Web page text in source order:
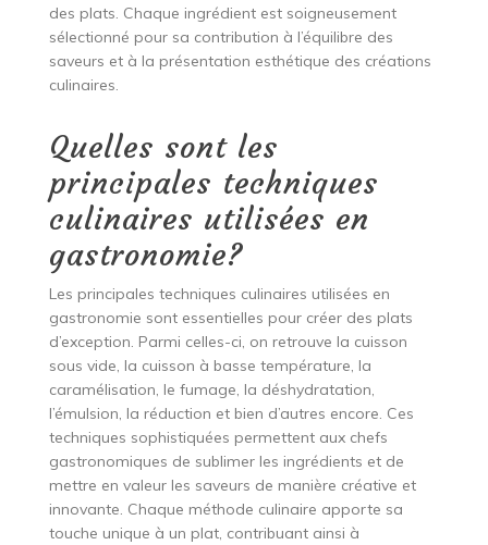
des plats. Chaque ingrédient est soigneusement
sélectionné pour sa contribution à l’équilibre des
saveurs et à la présentation esthétique des créations
culinaires.
Quelles sont les
principales techniques
culinaires utilisées en
gastronomie?
Les principales techniques culinaires utilisées en
gastronomie sont essentielles pour créer des plats
d’exception. Parmi celles-ci, on retrouve la cuisson
sous vide, la cuisson à basse température, la
caramélisation, le fumage, la déshydratation,
l’émulsion, la réduction et bien d’autres encore. Ces
techniques sophistiquées permettent aux chefs
gastronomiques de sublimer les ingrédients et de
mettre en valeur les saveurs de manière créative et
innovante. Chaque méthode culinaire apporte sa
touche unique à un plat, contribuant ainsi à